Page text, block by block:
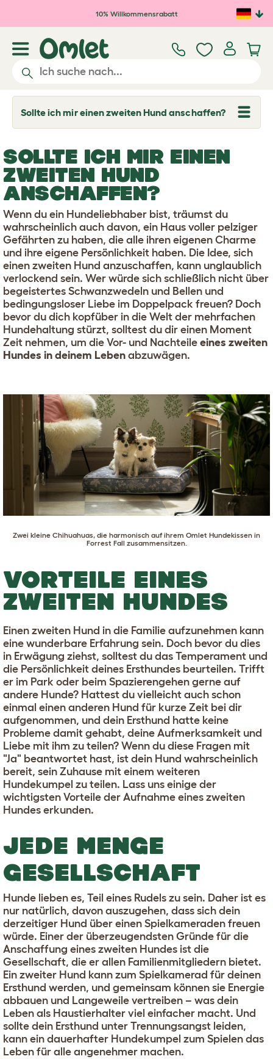
Zum Hauptinhalt springen
10% Willkommensrabatt
Sollte ich mir einen zweiten Hund anschaffen?
T
o
l
e
d
r
d
o
w
n
SOLLTE ICH MIR EINEN
ZWEITEN HUND
ANSCHAFFEN?
Wenn du ein Hundeliebhaber bist, träumst du
wahrscheinlich auch davon, ein Haus voller pelziger
Gefährten zu haben, die alle ihren eigenen Charme
und ihre eigene Persönlichkeit haben. Die Idee, sich
einen zweiten Hund anzuschaffen, kann unglaublich
verlockend sein. Wer würde sich schließlich nicht über
begeistertes Schwanzwedeln und Bellen und
bedingungsloser Liebe im Doppelpack freuen? Doch
bevor du dich kopfüber in die Welt der mehrfachen
Hundehaltung stürzt, solltest du dir einen Moment
Zeit nehmen, um die Vor- und Nachteile eines zweiten
Hundes in deinem Leben abzuwägen.
Zwei kleine Chihuahuas, die harmonisch auf ihrem Omlet Hundekissen in
Forrest Fall zusammensitzen.
VORTEILE EINES
ZWEITEN HUNDES
Einen zweiten Hund in die Familie aufzunehmen kann
eine wunderbare Erfahrung sein. Doch bevor du dies
in Erwägung ziehst, solltest du das Temperament und
die Persönlichkeit deines Ersthundes beurteilen. Trifft
er im Park oder beim Spazierengehen gerne auf
andere Hunde? Hattest du vielleicht auch schon
einmal einen anderen Hund für kurze Zeit bei dir
aufgenommen, und dein Ersthund hatte keine
Probleme damit gehabt, deine Aufmerksamkeit und
Liebe mit ihm zu teilen? Wenn du diese Fragen mit
"Ja" beantwortet hast, ist dein Hund wahrscheinlich
bereit, sein Zuhause mit einem weiteren
Hundekumpel zu teilen. Lass uns einige der
wichtigsten Vorteile der Aufnahme eines zweiten
Hundes erkunden.
JEDE MENGE
GESELLSCHAFT
Hunde lieben es, Teil eines Rudels zu sein. Daher ist es
nur natürlich, davon auszugehen, dass sich dein
derzeitiger Hund über einen Spielkameraden freuen
würde. Einer der überzeugendsten Gründe für die
Anschaffung eines zweiten Hundes ist die
Gesellschaft, die er allen Familienmitgliedern bietet.
Ein zweiter Hund kann zum Spielkamerad für deinen
Ersthund werden, und gemeinsam können sie Energie
abbauen und Langeweile vertreiben – was dein
Leben als Haustierhalter viel einfacher macht. Und
sollte dein Ersthund unter Trennungsangst leiden,
kann ein dauerhafter Hundekumpel zum Spielen das
Leben für alle angenehmer machen.